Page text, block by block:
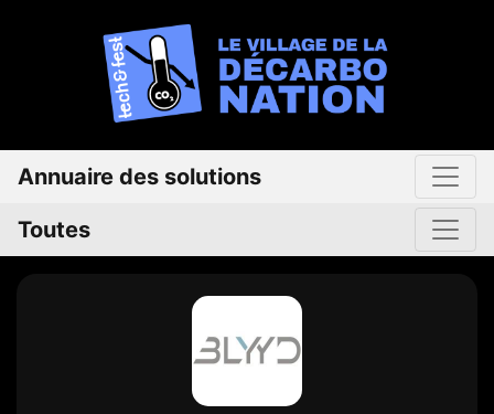
Annuaire des solutions
Toutes